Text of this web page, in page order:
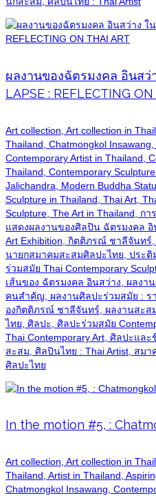
ผลงานของฉัตรมงคล อินสว่
LAPSE : REFLECTING
Art collection, Art collection in
Thailand, Chatmongkol
Contemporary Artist in Thailand,
Thailand, Contemporary
Jalichandra, Modern Buddha
Sculpture in Thailand, Thai Art,
Sculpture, The Art in Thailand, ก
แสดงผลงานของศิลปิน ฉัตรมงคล อิ
Art Exhibition, กิตติภรณ์ ชาลีจันทร์
นายกสมาคมสะสมศิลปะไทย, ประติ
ร่วมสมัย Thai Contemporary
เส้นของ ฉัตรมงคล อินสว่าง, ผลง
คนสำคัญ, ผลงานศิลปะร่วมสมัย : ร
องกิตติภรณ์ ชาลีจันทร์, ผลงานสะ
ไทย, ศิลปะ, ศิลปะร่วมสมัย
Thai Contemporary Art, ศิลปะแล
สะสม, ศิลปินไทย : Thai Artist, สม
ศิลปะไทย
In the motion #5, :
Art collection, Art collection in
Thailand, Artist in Thailand,
Chatmongkol Insawang,